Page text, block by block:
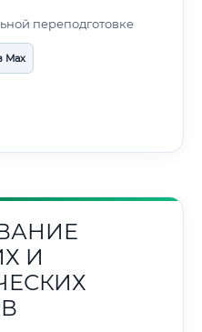
переподготовке
Max
И